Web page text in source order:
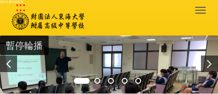
跳到主要內容區塊
:::
暫停輪播